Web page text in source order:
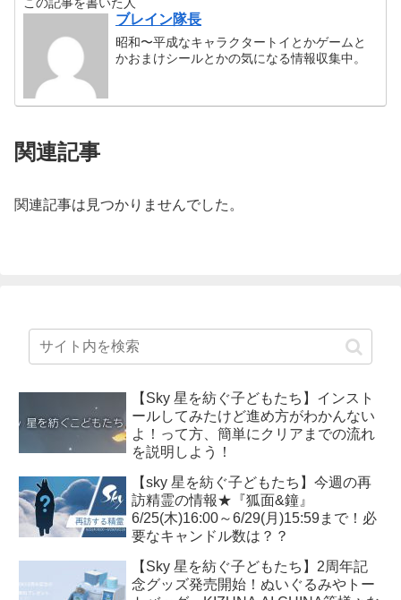
ブレイン隊長
昭和〜平成なキャラクタートイとかゲームと
かおまけシールとかの気になる情報収集中。
関連記事
関連記事は見つかりませんでした。
【Sky 星を紡ぐ子どもたち】インスト
ールしてみたけど進め方がわかんない
よ！って方、簡単にクリアまでの流れ
を説明しよう！
【sky 星を紡ぐ子どもたち】今週の再
訪精霊の情報★『狐面&鐘』
6/25(木)16:00～6/29(月)15:59まで！必
要なキャンドル数は？？
【Sky 星を紡ぐ子どもたち】2周年記
念グッズ発売開始！ぬいぐるみやトー